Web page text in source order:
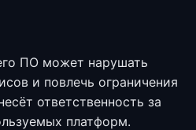
ПО может нарушать
и повлечь ограничения
ответственность за
платформ.